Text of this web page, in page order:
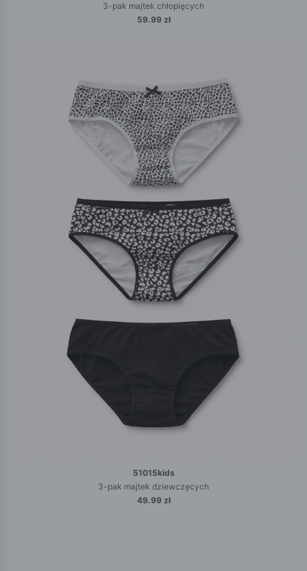
3-pak majtek chłopięcych
59.99 zł
51015kids
3-pak majtek dziewczęcych
49.99 zł